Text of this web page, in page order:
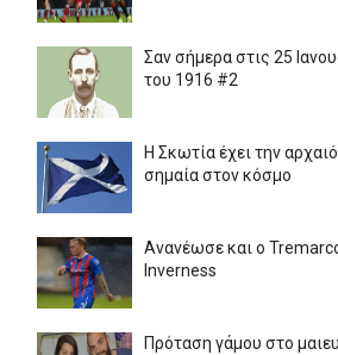
Σαν σήμερα στις 25
του 1916 #2
Η Σκωτία έχει την
σημαία στον κόσμο
Ανανέωσε και ο
Inverness
Πρόταση γάμου στο